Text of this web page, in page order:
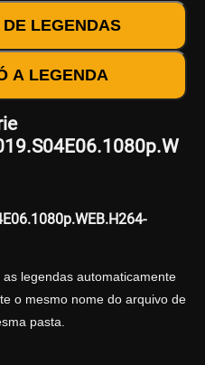
LEGENDAS
A LEGENDA
legendas automaticamente
o mesmo nome do arquivo de
pasta.